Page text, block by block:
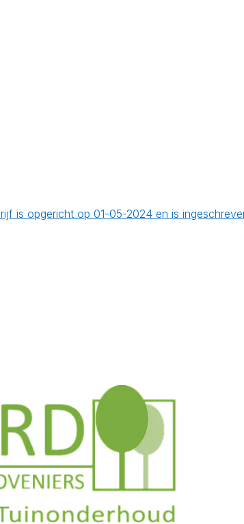
is opgericht op 01-05-2024 en is